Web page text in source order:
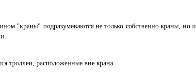
"краны" подразумеваются не только собственно краны, но и
троллеи, расположенные вне крана.